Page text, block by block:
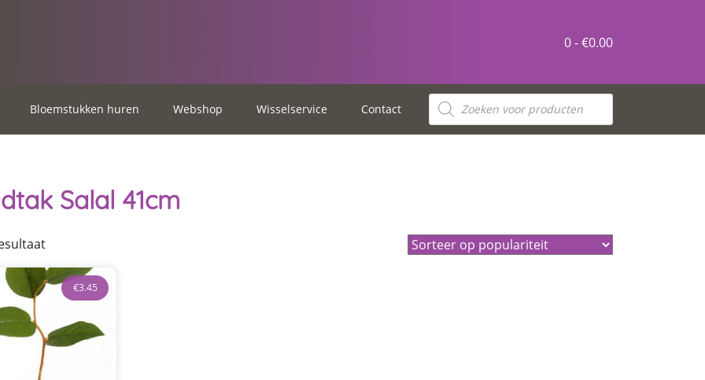
0 -€0.00
Bloemstukken huren Webshop Wisselservice Contact
Producten
zoeken
Salal 41cm
€3.45